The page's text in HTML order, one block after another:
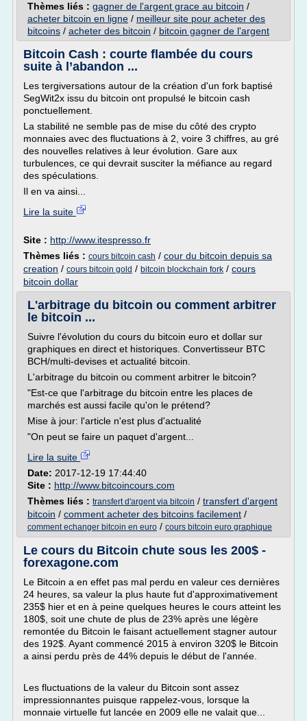
Thèmes liés : gagner de l'argent grace au bitcoin /
acheter bitcoin en ligne / meilleur site pour acheter des
bitcoins / acheter des bitcoin / bitcoin gagner de l'argent
Bitcoin Cash : courte flambée du cours
suite à l’abandon ...
Les tergiversations autour de la création d'un fork baptisé
SegWit2x issu du bitcoin ont propulsé le bitcoin cash
ponctuellement.
La stabilité ne semble pas de mise du côté des crypto
monnaies avec des fluctuations à 2, voire 3 chiffres, au gré
des nouvelles relatives à leur évolution. Gare aux
turbulences, ce qui devrait susciter la méfiance au regard
des spéculations.
Il en va ainsi...
Lire la suite
Site : http://www.itespresso.fr
Thèmes liés : cours bitcoin cash / cour du bitcoin depuis sa
creation / cours bitcoin gold / bitcoin blockchain fork / cours
bitcoin dollar
L'arbitrage du bitcoin ou comment arbitrer
le bitcoin ...
Suivre l'évolution du cours du bitcoin euro et dollar sur
graphiques en direct et historiques. Convertisseur BTC
BCH/multi-devises et actualité bitcoin.
L'arbitrage du bitcoin ou comment arbitrer le bitcoin?
"Est-ce que l'arbitrage du bitcoin entre les places de
marchés est aussi facile qu'on le prétend?
Mise à jour: l'article n'est plus d'actualité
"On peut se faire un paquet d'argent...
Lire la suite
Date: 2017-12-19 17:44:40
Site : http://www.bitcoincours.com
Thèmes liés : transfert d'argent via bitcoin / transfert d'argent
bitcoin / comment acheter des bitcoins facilement /
comment echanger bitcoin en euro / cours bitcoin euro graphique
Le cours du Bitcoin chute sous les 200$ -
forexagone.com
Le Bitcoin a en effet pas mal perdu en valeur ces dernières
24 heures, sa valeur la plus haute fut d'approximativement
235$ hier et en à peine quelques heures le cours atteint les
180$, soit une chute de plus de 23% après une légère
remontée du Bitcoin le faisant actuellement stagner autour
des 192$. Ayant commencé 2015 à environ 320$ le Bitcoin
a ainsi perdu près de 44% depuis le début de l'année.
Les fluctuations de la valeur du Bitcoin sont assez
impressionnantes puisque rappelez-vous, lorsque la
monnaie virtuelle fut lancée en 2009 elle ne valait que...